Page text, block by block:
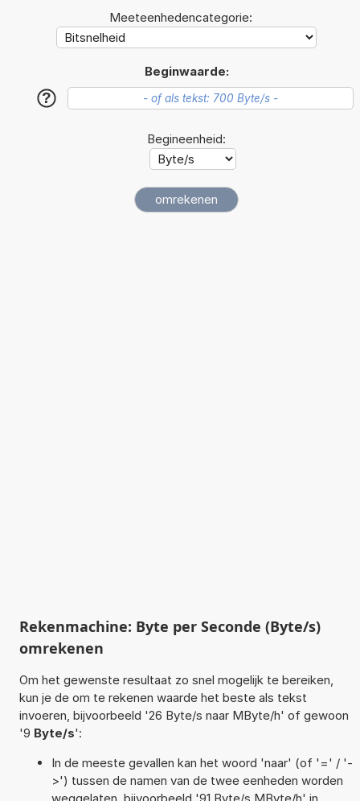
Meeteenhedencategorie:
Beginwaarde:
?
Begineenheid:
Rekenmachine: Byte per Seconde (Byte/s)
omrekenen
Om het gewenste resultaat zo snel mogelijk te bereiken,
kun je de om te rekenen waarde het beste als tekst
invoeren, bijvoorbeeld '26 Byte/s naar MByte/h' of gewoon
'9 Byte/s':
In de meeste gevallen kan het woord 'naar' (of '=' / '-
>') tussen de namen van de twee eenheden worden
weggelaten, bijvoorbeeld '91 Byte/s MByte/h' in